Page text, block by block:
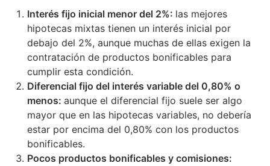
Interés fijo inicial menor del 2%: las mejores
hipotecas mixtas tienen un interés inicial por
debajo del 2%, aunque muchas de ellas exigen la
contratación de productos bonificables para
cumplir esta condición.
Diferencial fijo del interés variable del 0,80% o
menos: aunque el diferencial fijo suele ser algo
mayor que en las hipotecas variables, no debería
estar por encima del 0,80% con los productos
bonificables.
Pocos productos bonificables y comisiones: